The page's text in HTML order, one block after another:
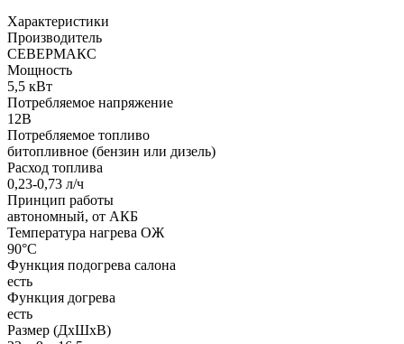
Характеристики
Производитель
СЕВЕРМАКС
Мощность
5,5 кВт
Потребляемое напряжение
12В
Потребляемое топливо
битопливное (бензин или дизель)
Расход топлива
0,23-0,73 л/ч
Принцип работы
автономный, от АКБ
Температура нагрева ОЖ
90°C
Функция подогрева салона
есть
Функция догрева
есть
Размер (ДхШхВ)